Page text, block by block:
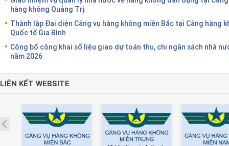
hàng không Quảng Trị
Thành lập Đại diện Cảng vụ hàng không miền Bắc tại Cảng hàng
Quốc tế Gia Bình
Công bố công khai số liệu giao dự toán thu, chi ngân sách nhà
năm 2026
LIÊN KẾT WEBSITE
Prev